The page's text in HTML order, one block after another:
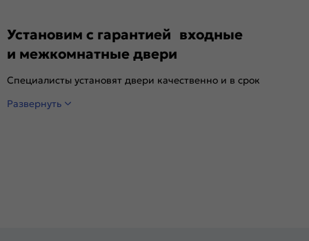
Установим с гарантией входные
и межкомнатные двери
Специалисты установят двери качественно и в срок
Развернуть